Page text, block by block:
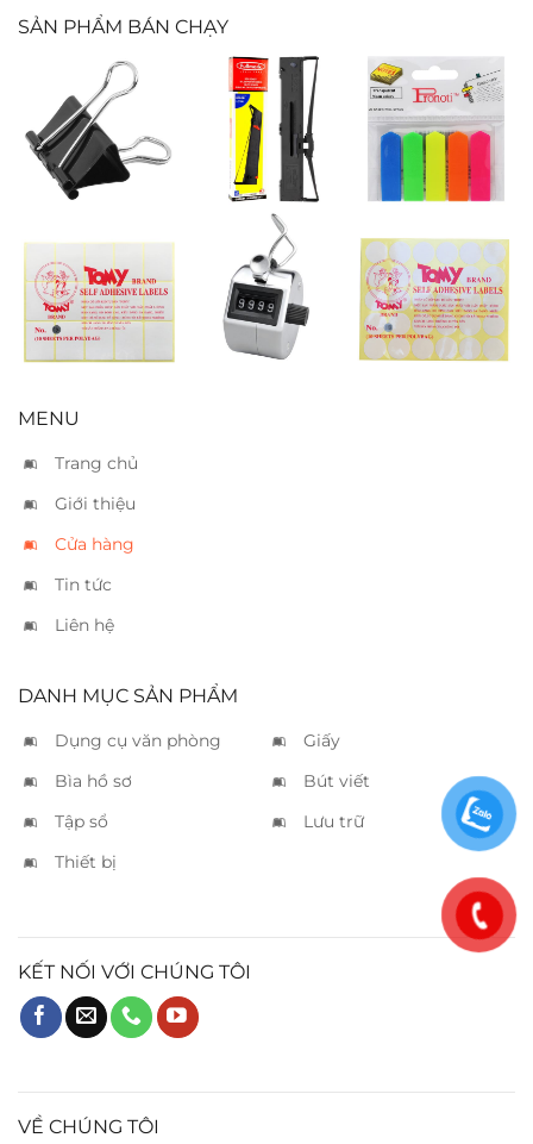
SẢN PHẨM BÁN CHẠY
Kẹp 51mm
Ruban
Fullmark
LQ300
Giấy notes mũi
tên
Nhãn decal
Tomy 124
(38x52mm)
Máy đếm số
Nhãn decal
Tomy 118
(Ø30mm)
MENU
Trang chủ
Giới thiệu
Cửa hàng
Tin tức
Liên hệ
DANH MỤC SẢN PHẨM
Dụng cụ văn phòng
Giấy
Bìa hồ sơ
Bút viết
Tập sổ
Lưu trữ
Thiết bị
KẾT NỐI VỚI CHÚNG TÔI
VỀ CHÚNG TÔI